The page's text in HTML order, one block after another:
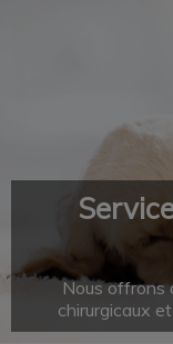
Nous offrons
chirurgicaux